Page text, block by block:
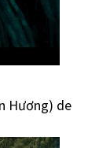
Hương) de